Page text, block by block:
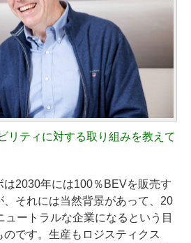
リティに対する取り組みを教えて
は2030年には100％BEVを販売す
、それには当然背景があって、20
ートラルな企業になるという目
です。生産もロジスティクス